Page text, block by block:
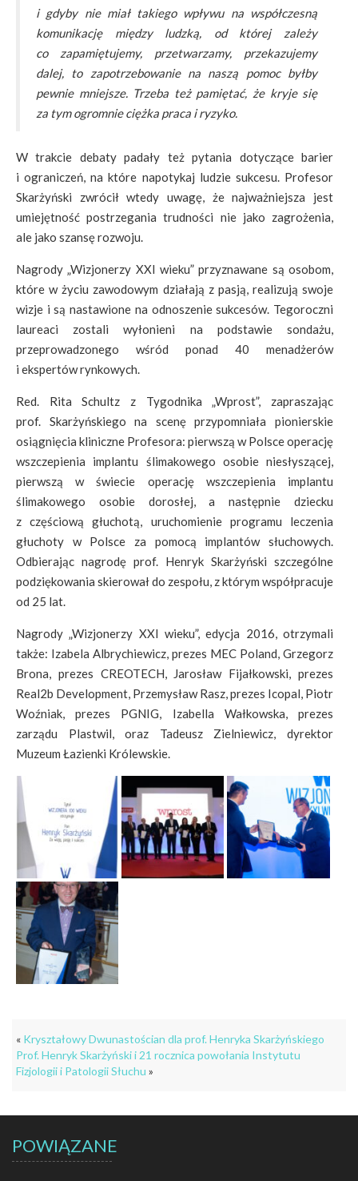
i gdyby nie miał takiego wpływu na współczesną
komunikację między ludzką, od której zależy
co zapamiętujemy, przetwarzamy, przekazujemy
dalej, to zapotrzebowanie na naszą pomoc byłby
pewnie mniejsze. Trzeba też pamiętać, że kryje się
za tym ogromnie ciężka praca i ryzyko.
W trakcie debaty padały też pytania dotyczące barier
i ograniczeń, na które napotykaj ludzie sukcesu. Profesor
Skarżyński zwrócił wtedy uwagę, że najważniejsza jest
umiejętność postrzegania trudności nie jako zagrożenia,
ale jako szansę rozwoju.
Nagrody „Wizjonerzy XXI wieku” przyznawane są osobom,
które w życiu zawodowym działają z pasją, realizują swoje
wizje i są nastawione na odnoszenie sukcesów. Tegoroczni
laureaci zostali wyłonieni na podstawie sondażu,
przeprowadzonego wśród ponad 40 menadżerów
i ekspertów rynkowych.
Red. Rita Schultz z Tygodnika „Wprost”, zapraszając
prof. Skarżyńskiego na scenę przypomniała pionierskie
osiągnięcia kliniczne Profesora: pierwszą w Polsce operację
wszczepienia implantu ślimakowego osobie niesłyszącej,
pierwszą w świecie operację wszczepienia implantu
ślimakowego osobie dorosłej, a następnie dziecku
z częściową głuchotą, uruchomienie programu leczenia
głuchoty w Polsce za pomocą implantów słuchowych.
Odbierając nagrodę prof. Henryk Skarżyński szczególne
podziękowania skierował do zespołu, z którym współpracuje
od 25 lat.
Nagrody „Wizjonerzy XXI wieku”, edycja 2016, otrzymali
także: Izabela Albrychiewicz, prezes MEC Poland, Grzegorz
Brona, prezes CREOTECH, Jarosław Fijałkowski, prezes
Real2b Development, Przemysław Rasz, prezes Icopal, Piotr
Woźniak, prezes PGNIG, Izabella Wałkowska, prezes
zarządu Plastwil, oraz Tadeusz Zielniewicz, dyrektor
Muzeum Łazienki Królewskie.
« Kryształowy Dwunastościan dla prof. Henryka Skarżyńskiego
Prof. Henryk Skarżyński i 21 rocznica powołania Instytutu
Fizjologii i Patologii Słuchu »
POWIĄZANE